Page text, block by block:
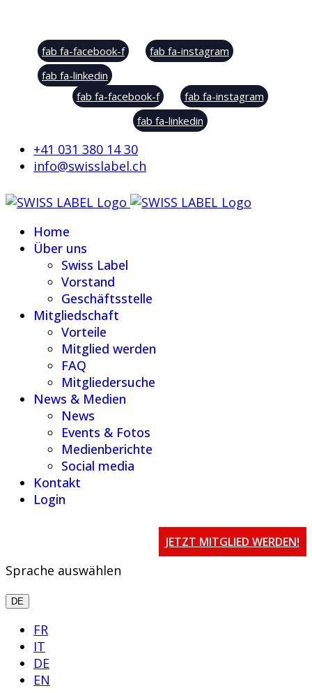
fab fa-facebook-f
fab fa-instagram
fab fa-linkedin
fab fa-facebook-f
fab fa-instagram
fab fa-linkedin
+41 031 380 14 30
info@swisslabel.ch
Home
Über uns
Swiss Label
Vorstand
Geschäftsstelle
Mitgliedschaft
Vorteile
Mitglied werden
FAQ
Mitgliedersuche
News & Medien
News
Events & Fotos
Medienberichte
Social media
Kontakt
Login
JETZT MITGLIED WERDEN!
Sprache auswählen
DE
FR
IT
DE
EN